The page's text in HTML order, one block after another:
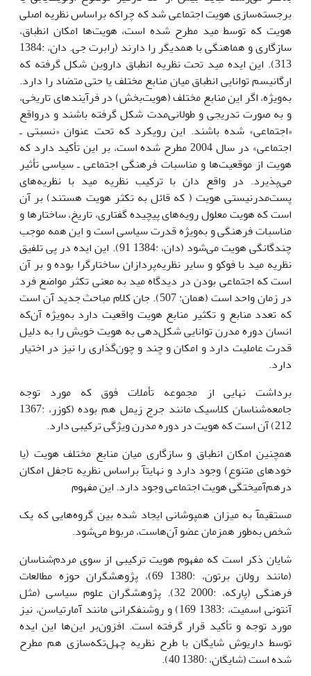
برجسته‌سازی هویت اجتماعی شد که چراکه براساس نظریه اصلی
هویت که توسط مید مطرح شده است، هویت‌ها امکان انطباق،
سازگاری و هماهنگی با همدیگر را دارند (رابرت جی. دان، :1384
313). این ایده مید تحت نظریه انطباق داروین شکل گرفته که
ارگانیسم توانایی انطباق میان منابع مختلف یا حتی متضاد را دارد.
به‌ویژه، اگر این منابع مختلف (هویت‌بخش) در فرآیندهای تاریخی،
و به صورت تدریجی و طولانی‌مدت شکل گرفته باشند و درواقع
«اجتماعی» شده باشند. این رویکرد که تحت عنوان «نسبتی ـ
اجتماعی» در سال 2004 مطرح شده است، بر این تأکید دارد که
هویت از موقعیت‌ها و مناسبات فرهنگی اجتماعی ـ سیاسی تأثیر
می‌پذیرد. در واقع دان با ترکیب نظریه مید با نظریه‌های
پست‌مدرنیستی هویت ( که قائل به تکثر هویت هستند) بر آن
است که هویت معلول رویه‌های پیچیده گفتاری، تاریخ، ساختارها و
مناسبات فرهنگی و به‌ویژه قدرت سیاسی است و این همه موجب
چندگانگی هویت می‌شود (دان، :1384 91). این ایده در پی تلفیق
نظریه مید با فوکو و سایر نظریه‌پردازان ساختارگرا بوده و بر آن
است که اجتماعی بودن در دیدگاه مید به معنی تکثر مواضع فرد
در زمان واحد است (همان: 507). جان کلام مباحث جدید آن است
که تعدد منابع و تکثیر منابع هویت واقعیت دارد به‌ویژه آن‌که
انسان دوره مدرن توانایی شکل‌دهی به هویت خویش را به دلیل
قدرت عاملیت دارد و امکان و چند و چون‌گذاری را نیز در اختیار
دارد.
برداشت نهایی از مجموعه تأملات فوق که مورد توجه
جامعه‌شناسان کلاسیک مانند جرج زیمل هم بوده (کوزر، :1367
212) آن است که هویت در دوره مدرن ویژگی ترکیبی دارد.
همچنین امکان انطباق و سازگاری میان منابع مختلف هویت (یا
خودهای متنوع) وجود دارد و نهایتآ براساس نظریه تاجفل امکان
درهم‌آمیختگی هویت اجتماعی وجود دارد. این مفهوم
مستقیمآ به میزان همپوشانی ایجاد شده بین گروه‌هایی که یک
شخص به‌طور همزمان عضو آن‌هاست، مربوط می‌شود.
شایان ذکر است که مفهوم هویت ترکیبی از سوی مردم‌شناسان
(مانند رولان برتون، :1380 69)، پژوهشگران حوزه مطالعات
فرهنگی (پارکه، :2000 32). پژوهشگران علوم سیاسی (مثل
آنتونی اسمیت، :1383 169) و روشنفکرانی مانند آمارتیاسن، نیز
مورد توجه و تأکید قرار گرفته است. افزون‌بر این‌ها این ایده
توسط داریوش شایگان با طرح نظریه چهل‌تکه‌سازی هم مطرح
شده است (شایگان، :1380 40).